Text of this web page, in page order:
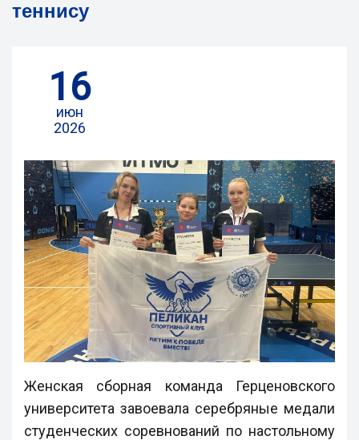
теннису
16
июн
2026
Женская сборная команда Герценовского
университета завоевала серебряные медали
студенческих соревнований по настольному